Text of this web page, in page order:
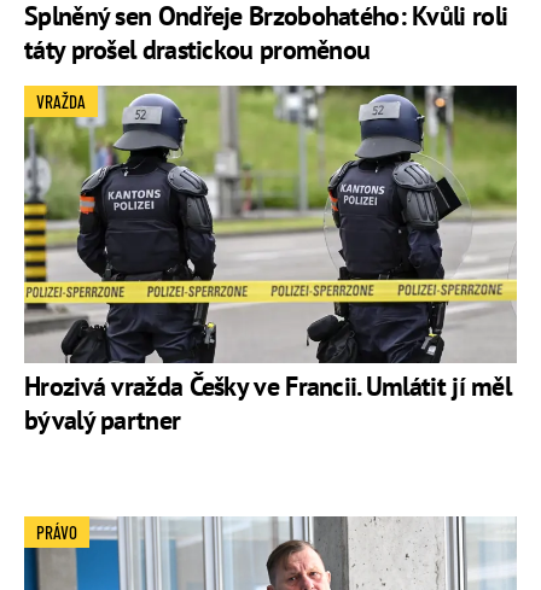
Splněný sen Ondřeje Brzobohatého: Kvůli roli
táty prošel drastickou proměnou
Hrozivá vražda Češky ve Francii. Umlátit jí měl
bývalý partner
VRAŽDA
PRÁVO